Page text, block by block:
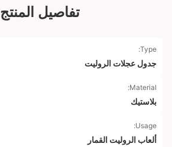
تفاصيل المنتج
Type:
جدول عجلات الروليت
Material:
بلاستيك
Usage:
ألعاب الروليت القمار